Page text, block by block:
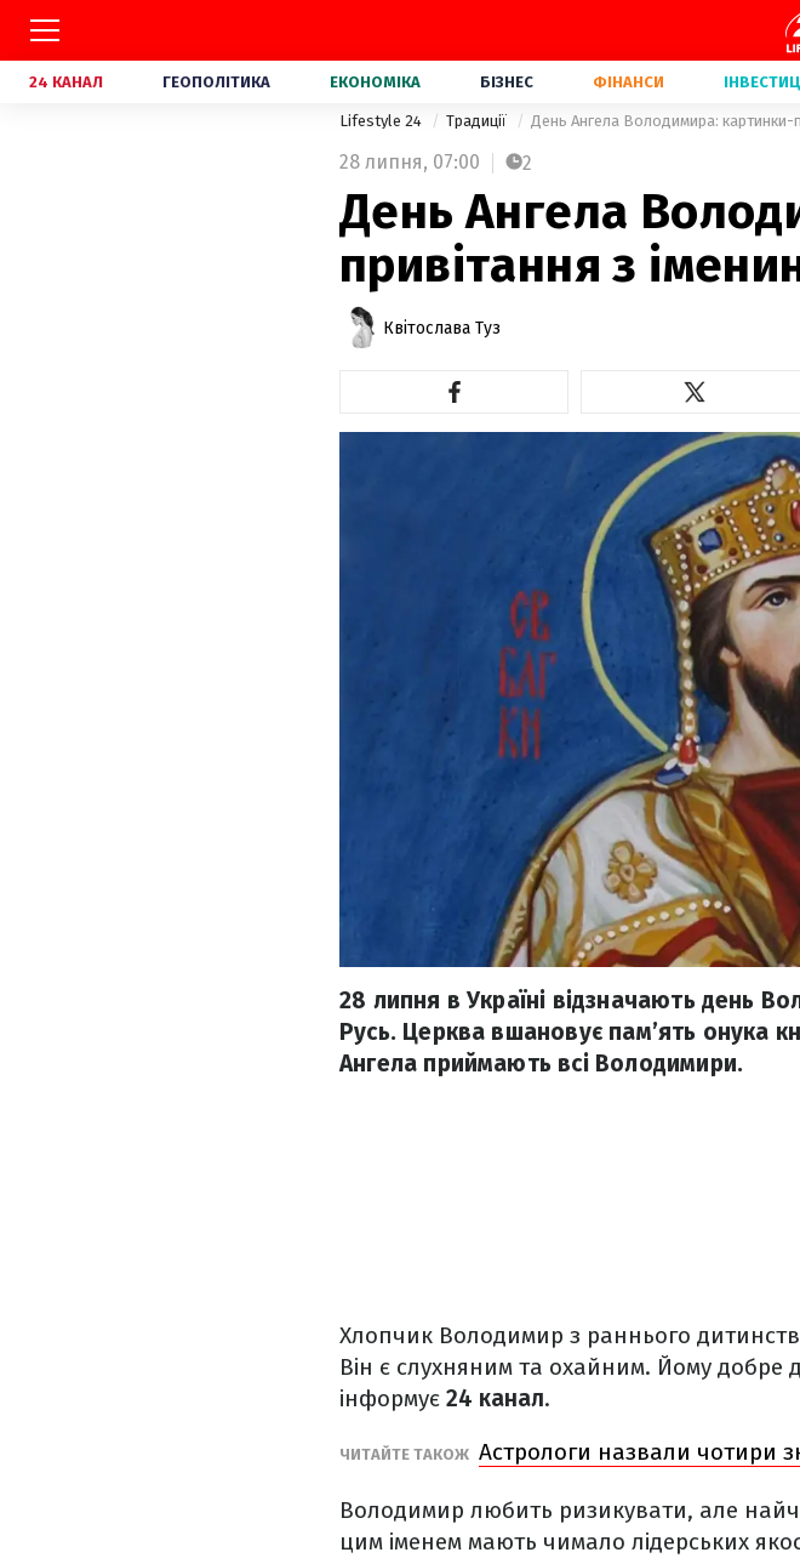
24 КАНАЛ ГЕОПОЛІТИКА ЕКОНОМІКА БІЗНЕС ФІНАНСИ
Lifestyle 24 Традиції День Ангела Володимира: картинки-
28 липня, 07:00 2
День Ангела
привітання з
Квітослава Туз
28 липня в Україні відзначають день
Русь. Церква вшановує пам’ять онука
Ангела приймають всі Володимири.
Хлопчик Володимир з раннього
Він є слухняним та охайним. Йому добре
інформує 24 канал.
ЧИТАЙТЕ ТАКОЖ Астрологи назвали чотири
Володимир любить ризикувати, але
цим іменем мають чимало лідерських